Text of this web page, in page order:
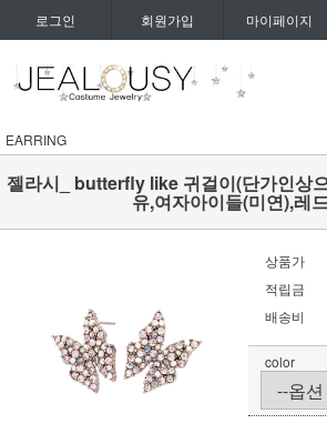
로그인 회원가입 마이페이지
EARRING
젤라시_ butterfly like 귀걸이(단가인상
유,여자아이들(미연),레
상품가
적립금
배송비
color